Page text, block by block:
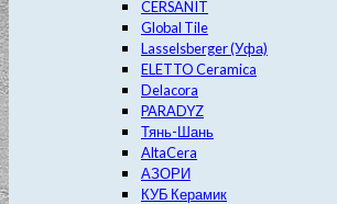
CERSANIT
Global Tile
Lasselsberger (Уфа)
ELETTO Ceramica
Delacora
PARADYZ
Тянь-Шань
AltaCera
АЗОРИ
КУБ Керамик